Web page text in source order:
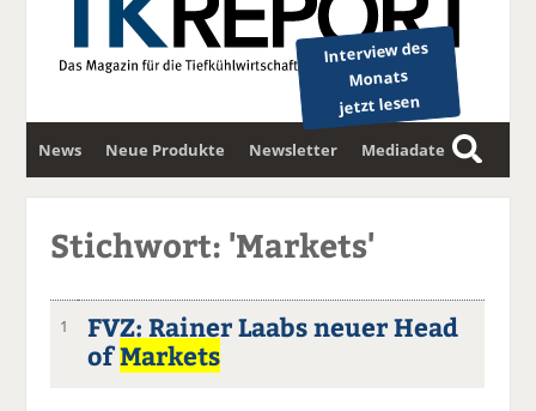
Interview des
Monats
jetzt lesen
News Neue Produkte Newsletter Mediadaten
S
u
Stichwort: 'Markets'
1
FVZ: Rainer Laabs neuer Head
ofMarkets